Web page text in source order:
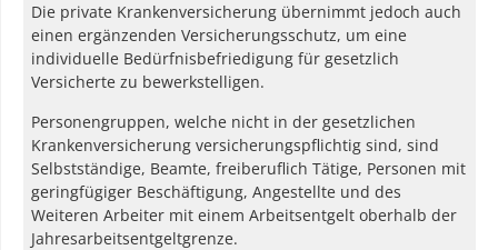
Die private Krankenversicherung übernimmt jedoch auch
einen ergänzenden Versicherungsschutz, um eine
individuelle Bedürfnisbefriedigung für gesetzlich
Versicherte zu bewerkstelligen.
Personengruppen, welche nicht in der gesetzlichen
Krankenversicherung versicherungspflichtig sind, sind
Selbstständige, Beamte, freiberuflich Tätige, Personen mit
geringfügiger Beschäftigung, Angestellte und des
Weiteren Arbeiter mit einem Arbeitsentgelt oberhalb der
Jahresarbeitsentgeltgrenze.